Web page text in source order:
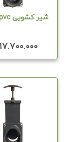
شیر کشویی pvc نمره 90
۱۷.۷۰۰.۰۰۰